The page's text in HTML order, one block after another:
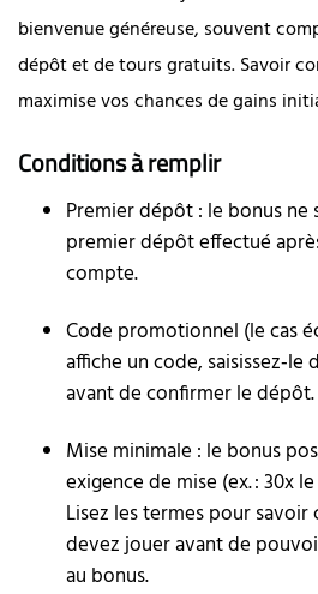
bienvenue généreuse, souvent
dépôt et de tours gratuits. Savoir
maximise vos chances de gains
Conditions à remplir
Premier dépôt : le bonus ne
premier dépôt effectué
compte.
Code promotionnel (le cas
affiche un code, saisissez‑le
avant de confirmer le dépôt.
Mise minimale : le bonus
exigence de mise (ex. : 30x
Lisez les termes pour
devez jouer avant de
au bonus.